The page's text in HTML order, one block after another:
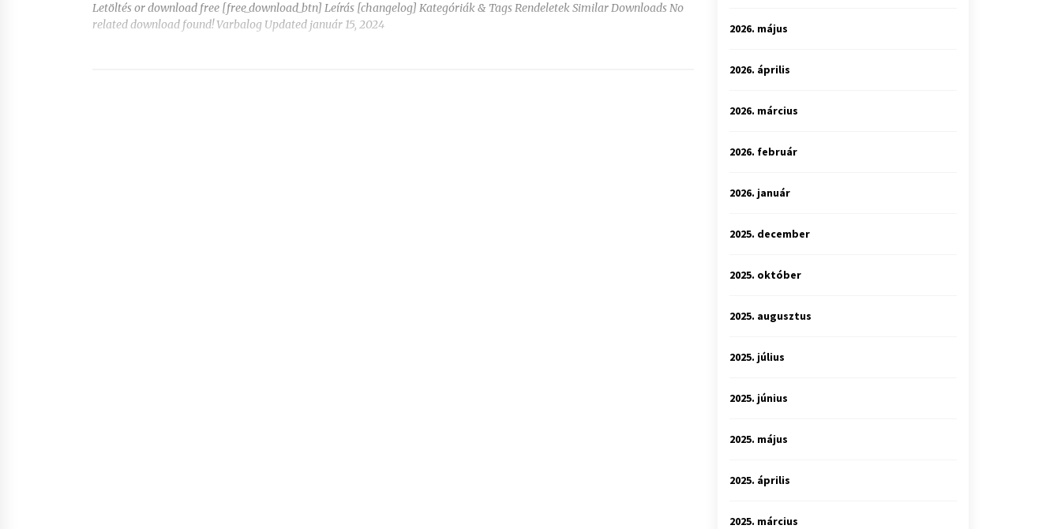
Letöltés or download free [free_download_btn] Leírás [changelog] Kategóriák & Tags Rendeletek Similar Downloads No
related download found! Varbalog Updated január 15, 2024
2026. május
2026. április
2026. március
2026. február
2026. január
2025. december
2025. október
2025. augusztus
2025. július
2025. június
2025. május
2025. április
2025. március